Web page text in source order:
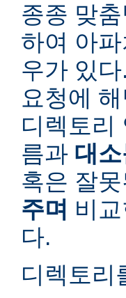
종종 맞
하여 아
우가 있
요청에
디렉토리
름과 대소
혹은 잘
주며 비
다.
디렉토리